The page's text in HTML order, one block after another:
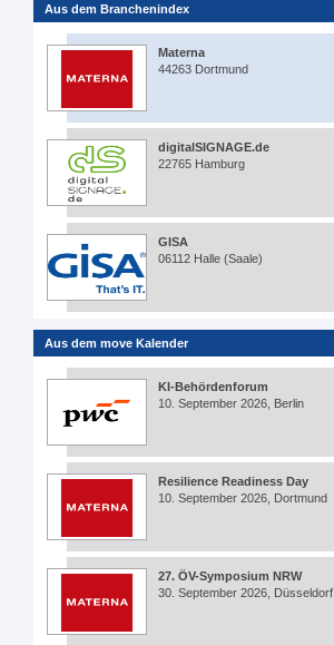
Aus dem Branchenindex
Materna
44263 Dortmund
digitalSIGNAGE.de
22765 Hamburg
GISA
06112 Halle (Saale)
Aus dem move Kalender
KI-Behördenforum
10. September 2026, Berlin
Resilience Readiness Day
10. September 2026, Dortmund
27. ÖV-Symposium NRW
30. September 2026, Düsseldorf